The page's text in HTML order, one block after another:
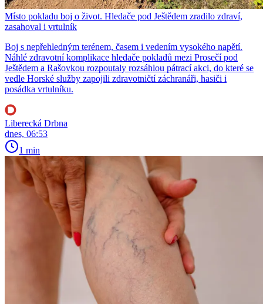
Místo pokladu boj o život. Hledače pod Ještědem zradilo zdraví,
zasahoval i vrtulník
Boj s nepřehledným terénem, časem i vedením vysokého napětí.
Náhlé zdravotní komplikace hledače pokladů mezi Prosečí pod
Ještědem a Rašovkou rozpoutaly rozsáhlou pátrací akci, do které se
vedle Horské služby zapojili zdravotničtí záchranáři, hasiči i
posádka vrtulníku.
Liberecká Drbna
dnes, 06:53
1 min